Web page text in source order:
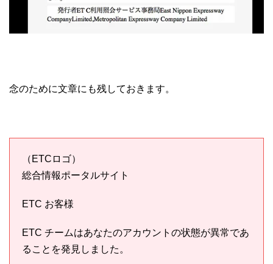
念のために文章にも残しておきます。
（ETCロゴ）
総合情報ポータルサイト
ETC お客様
ETC チームはあなたのアカウントの状態が異常であ
ることを発見しました。